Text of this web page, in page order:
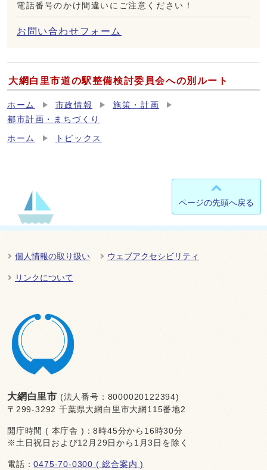
電話番号のかけ間違いにご注意ください！
お問い合わせフォーム
大網白里市道の駅整備検討委員会への別ルート
ホーム 市政情報
施策・計画
都市計画・まちづくり
ホーム トピックス
ページの先頭へ戻る
個人情報の取り扱い ウェブアクセシビリティ
リンクについて
大網白里市 (法人番号：8000020122394)
〒299-3292 千葉県大網白里市大網115番地2
開庁時間 ( 本庁舎 )：8時45分から16時30分
※土日祝日および12月29日から1月3日を除く
電話：0475-70-0300 ( 総合案内 )